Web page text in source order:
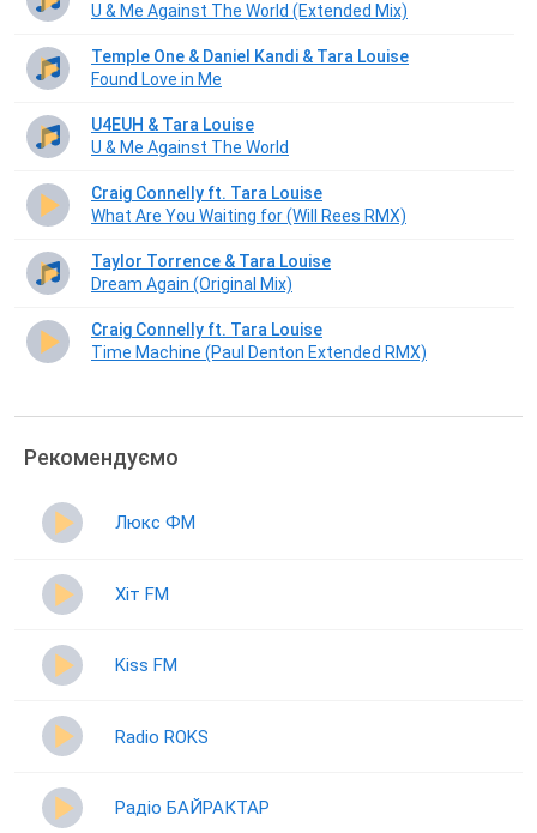
U & Me Against The World (Extended Mix)
Temple One & Daniel Kandi & Tara Louise
Found Love in Me
U4EUH & Tara Louise
U & Me Against The World
Craig Connelly ft. Tara Louise
What Are You Waiting for (Will Rees RMX)
Taylor Torrence & Tara Louise
Dream Again (Original Mix)
Craig Connelly ft. Tara Louise
Time Machine (Paul Denton Extended RMX)
Рекомендуємо
Люкс ФМ
Хіт FM
Kiss FM
Radio ROKS
Радіо БАЙРАКТАР